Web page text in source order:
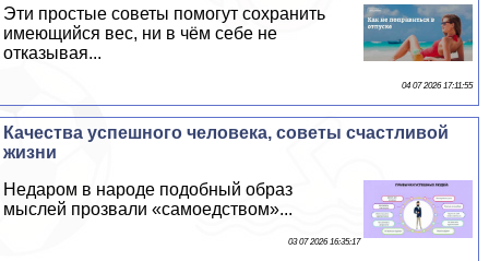
Эти простые советы помогут сохранить
имеющийся вес, ни в чём себе не
отказывая...
04 07 2026 17:11:55
Качества успешного человека, советы счастливой
жизни
Недаром в народе подобный образ
мыслей прозвали «самоедством»...
03 07 2026 16:35:17